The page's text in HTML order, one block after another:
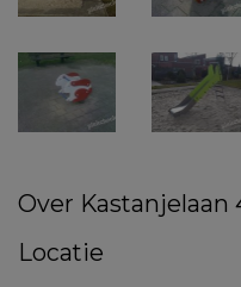
Over Kastanjelaan
Locatie